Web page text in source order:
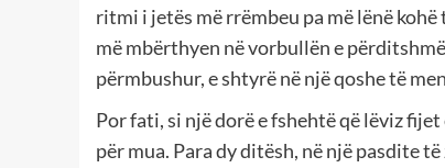
ritmi i jetës më rrëmbeu pa më lënë
më mbërthyen në vorbullën e
përmbushur, e shtyrë në një qoshe të
Por fati, si një dorë e fshehtë që lëviz
për mua. Para dy ditësh, në një pasdite